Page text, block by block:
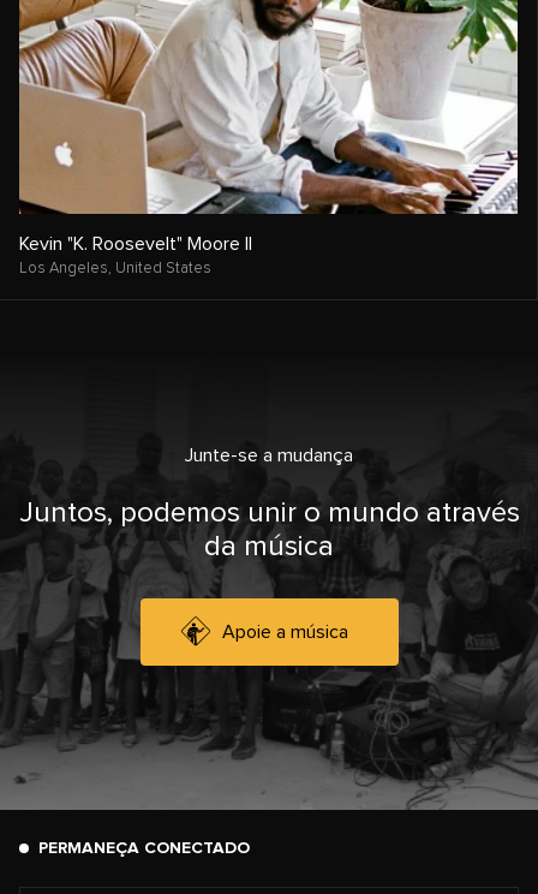
Kevin "K. Roosevelt" Moore II
Los Angeles, United States
Junte-se a mudança
Juntos, podemos unir o mundo através
da música
Apoie a música
PERMANEÇA CONECTADO